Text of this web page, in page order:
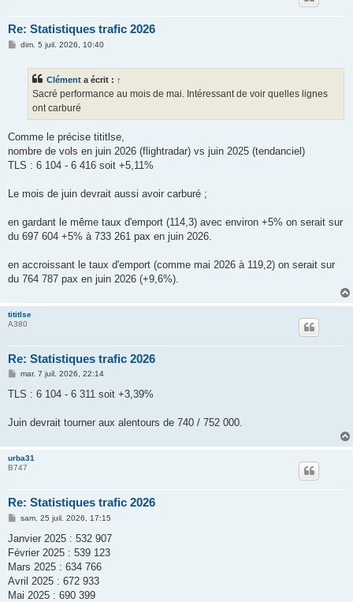
Re: Statistiques trafic 2026
Mdim. 5 juil. 2026, 10:40
Clément a écrit : ↑
Sacré performance au mois de mai. Intéressant de voir quelles lignes
ont carburé
Comme le précise tititlse,
nombre de vols en juin 2026 (flightradar) vs juin 2025 (tendanciel)
TLS : 6 104 - 6 416 soit +5,11%
Le mois de juin devrait aussi avoir carburé ;
en gardant le même taux d'emport (114,3) avec environ +5% on serait sur
du 697 604 +5% à 733 261 pax en juin 2026.
en accroissant le taux d'emport (comme mai 2026 à 119,2) on serait sur
du 764 787 pax en juin 2026 (+9,6%).
tititlse
A380
Re: Statistiques trafic 2026
M
s
g
mar. 7 juil. 2026, 22:14
TLS : 6 104 - 6 311 soit +3,39%
Juin devrait tourner aux alentours de 740 / 752 000.
urba31
B747
Re: Statistiques trafic 2026
M
s
a
g
sam. 25 juil. 2026, 17:15
Janvier 2025 : 532 907
Février 2025 : 539 123
Mars 2025 : 634 766
Avril 2025 : 672 933
Mai 2025 : 690 399